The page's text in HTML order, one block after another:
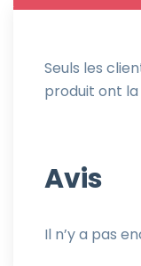
Avis
Il n’y a pas
Seuls les
produit ont la